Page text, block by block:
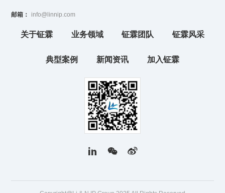
邮箱： info@linnip.com
关于钲霖 业务领域 钲霖团队 钲霖风采
典型案例 新闻资讯 加入钲霖